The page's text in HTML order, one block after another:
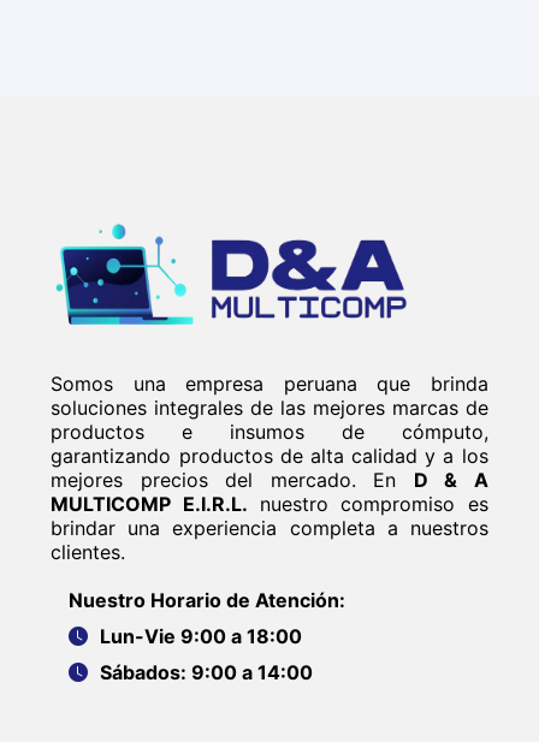
Somos una empresa peruana que brinda
soluciones integrales de las mejores marcas de
productos e insumos de cómputo,
garantizando productos de alta calidad y a los
mejores precios del mercado. En D & A
MULTICOMP E.I.R.L. nuestro compromiso es
brindar una experiencia completa a nuestros
clientes.
Nuestro Horario de Atención:
Lun-Vie 9:00 a 18:00
Sábados: 9:00 a 14:00